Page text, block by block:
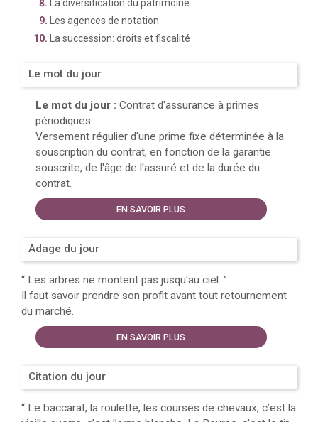
La diversification du patrimoine
Les agences de notation
La succession: droits et fiscalité
Le mot du jour
Le mot du jour : Contrat d'assurance à primes
périodiques
Versement régulier d'une prime fixe déterminée à la
souscription du contrat, en fonction de la garantie
souscrite, de l'âge de l'assuré et de la durée du
contrat.
EN SAVOIR PLUS
Adage du jour
“ Les arbres ne montent pas jusqu'au ciel. ”
Il faut savoir prendre son profit avant tout retournement
du marché.
EN SAVOIR PLUS
Citation du jour
“ Le baccarat, la roulette, les courses de chevaux, c’est la